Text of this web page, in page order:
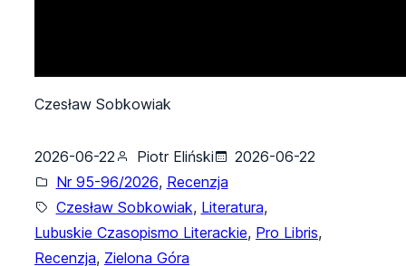
Czesław Sobkowiak
2026-06-22 Piotr Eliński
2026-06-22
Nr 95-96/2026, Recenzja
Czesław Sobkowiak, Literatura,
Lubuskie Czasopismo Literackie, Pro Libris,
Recenzja, Zielona Góra